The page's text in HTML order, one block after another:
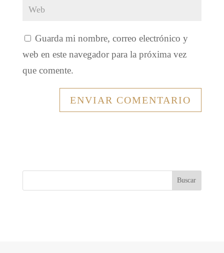
Guarda mi nombre, correo electrónico y
web en este navegador para la próxima vez
que comente.